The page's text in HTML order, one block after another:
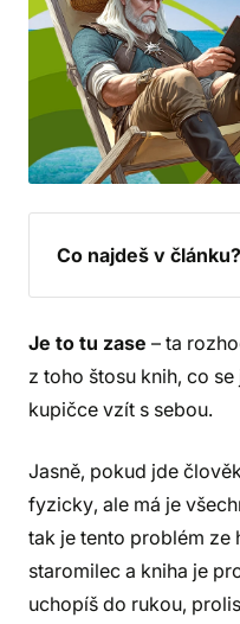
Co najdeš v článku?
Je to tu zase – ta
z toho štosu knih, co
kupičce vzít s sebou.
Jasně, pokud jde
fyzicky, ale má je
tak je tento problém ze
staromilec a kniha je
uchopíš do rukou,